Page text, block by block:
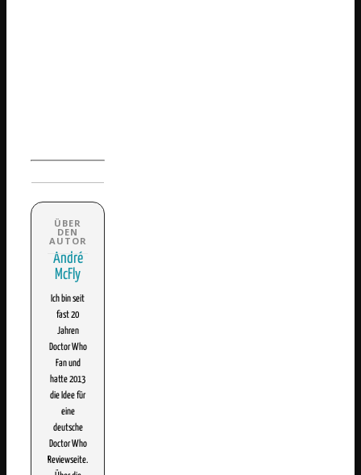
André
McFly
Ich bin seit
fast 20
Jahren
Doctor Who
Fan und
hatte 2013
die Idee für
eine
deutsche
Doctor Who
Reviewseite.